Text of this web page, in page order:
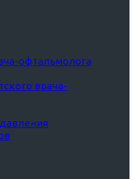
офтальмолога
врача-